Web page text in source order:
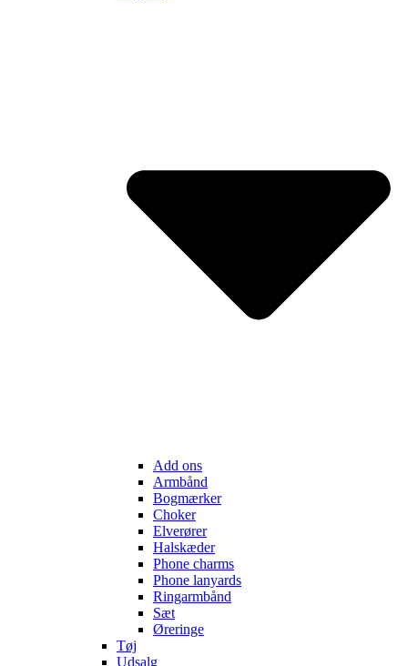
Add ons
Armbånd
Bogmærker
Choker
Elverører
Halskæder
Phone charms
Phone lanyards
Ringarmbånd
Sæt
Øreringe
Tøj
Udsalg